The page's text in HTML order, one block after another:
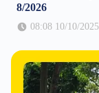
8/2026
08:08 10/10/2025